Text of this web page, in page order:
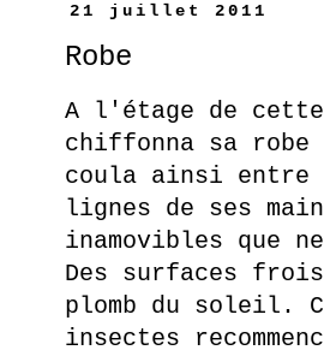
21 juillet 2011
Robe
A l'étage de
chiffonna sa robe
coula ainsi
lignes de ses
inamovibles que
Des surfaces
plomb du soleil.
insectes